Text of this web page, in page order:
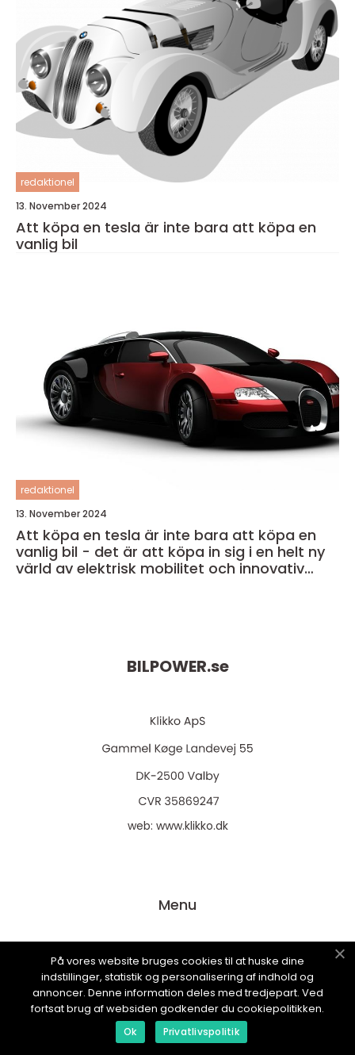
redaktionel
13. November 2024
Att köpa en tesla är inte bara att köpa en
vanlig bil
redaktionel
13. November 2024
Att köpa en tesla är inte bara att köpa en
vanlig bil - det är att köpa in sig i en helt ny
värld av elektrisk mobilitet och innovativ
BILPOWER.se
web: www.klikko.dk
Menu
Annonsering
Om oss
Cookies
Kontakta oss
På vores website bruges cookies til at huske dine
indstillinger, statistik og personalisering af indhold og
annoncer. Denne information deles med tredjepart. Ved
fortsat brug af websiden godkender du cookiepolitikken.
Ok Privatlivspolitik